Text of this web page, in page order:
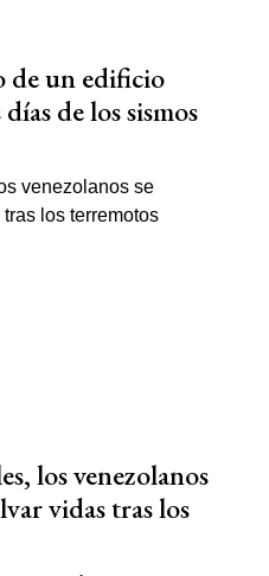
de un edificio
de los sismos
los venezolanos
vidas tras los